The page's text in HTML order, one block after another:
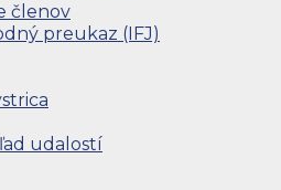
členov
preukaz (IFJ)
udalostí